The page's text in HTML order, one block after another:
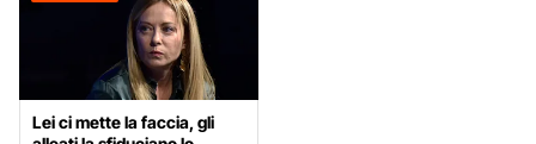
Lei ci mette la faccia, gli